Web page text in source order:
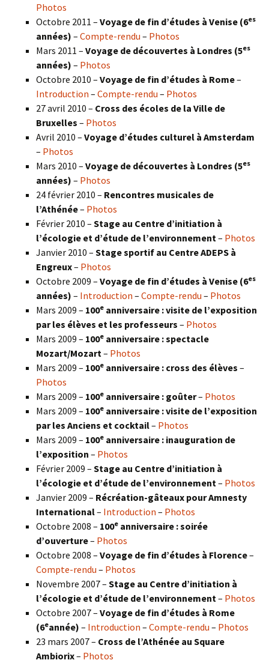
Photos
Octobre 2011 – Voyage de fin d’études à Venise (6es
années) – Compte-rendu – Photos
Mars 2011 – Voyage de découvertes à Londres (5es
années) – Photos
Octobre 2010 – Voyage de fin d’études à Rome–
Introduction – Compte-rendu – Photos
27 avril 2010 – Cross des écoles de la Ville de
Bruxelles – Photos
Avril 2010 – Voyage d’études culturel à Amsterdam
– Photos
Mars 2010 – Voyage de découvertes à Londres (5es
années) – Photos
24 février 2010 – Rencontres musicales de
l’Athénée– Photos
Février 2010 – Stage au Centre d’initiation à
l’écologie et d’étude de l’environnement – Photos
Janvier 2010 – Stage sportif au Centre ADEPS à
Engreux– Photos
Octobre 2009 – Voyage de fin d’études à Venise (6es
années) – Introduction – Compte-rendu – Photos
Mars 2009 – 100e anniversaire : visite de l’exposition
par les élèves et les professeurs – Photos
Mars 2009 – 100e anniversaire : spectacle
Mozart/Mozart – Photos
Mars 2009 – 100e anniversaire : cross des élèves –
Photos
Mars 2009 – 100e anniversaire : goûter– Photos
Mars 2009 – 100e anniversaire : visite de l’exposition
par les Anciens et cocktail– Photos
Mars 2009 – 100e anniversaire : inauguration de
l’exposition – Photos
Février 2009 – Stage au Centre d’initiation à
l’écologie et d’étude de l’environnement – Photos
Janvier 2009 – Récréation-gâteaux pour Amnesty
International– Introduction – Photos
Octobre 2008 – 100e anniversaire : soirée
d’ouverture– Photos
Octobre 2008 – Voyage de fin d’études à Florence–
Compte-rendu – Photos
Novembre 2007 – Stage au Centre d’initiation à
l’écologie et d’étude de l’environnement – Photos
Octobre 2007 – Voyage de fin d’études à Rome
(6eannée) – Introduction – Compte-rendu – Photos
23 mars 2007 – Cross de l’Athénée au Square
Ambiorix– Photos